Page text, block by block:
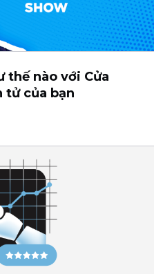
thế nào với Cửa
tử của bạn